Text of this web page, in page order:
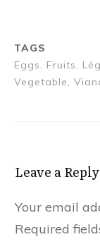
TAGS
Eggs, Fruits,
Vegetable,
Leave a Reply
Your email
Required